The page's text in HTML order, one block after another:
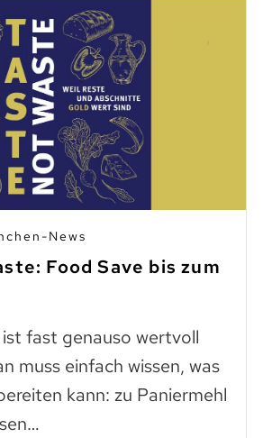
News
Food Save bis zum
fast genauso wertvoll
muss einfach wissen, was
kann: zu Paniermehl